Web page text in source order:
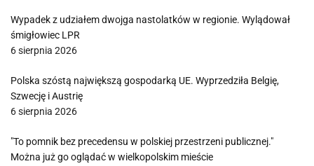
Wypadek z udziałem dwojga nastolatków w regionie. Wylądował
śmigłowiec LPR
6 sierpnia 2026
Polska szóstą największą gospodarką UE. Wyprzedziła Belgię,
Szwecję i Austrię
6 sierpnia 2026
"To pomnik bez precedensu w polskiej przestrzeni publicznej."
Można już go oglądać w wielkopolskim mieście